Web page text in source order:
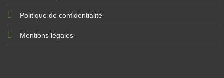
Politique de confidentialité
Mentions légales